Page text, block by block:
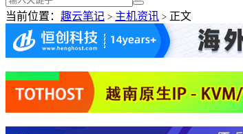
当前位置： 趣云笔记 > 主机资讯 > 正文